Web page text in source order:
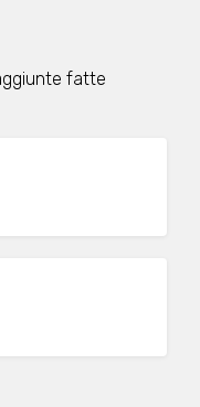
fatte